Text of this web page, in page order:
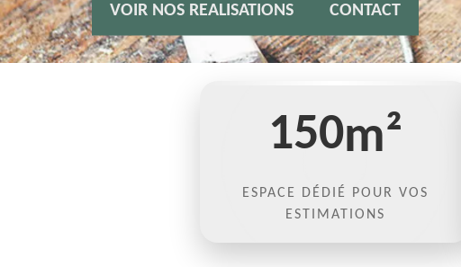
VOIR NOS REALISATIONS CONTACT
150m²
ESPACE DÉDIÉ POUR VOS
ESTIMATIONS